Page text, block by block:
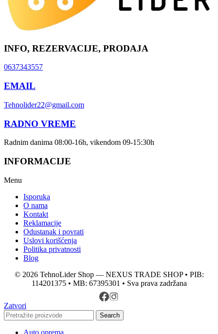
INFO, REZERVACIJE, PRODAJA
0637343557
EMAIL
Tehnolider22@gmail.com
RADNO VREME
Radnim danima 08:00-16h, vikendom 09-15:30h
INFORMACIJE
Menu
Isporuka
O nama
Kontakt
Reklamacije
Odustanak i povrati
Uslovi korišćenja
Politika privatnosti
Blog
© 2026 TehnoLider Shop — NEXUS TRADE SHOP • PIB:
114201375 • MB: 67395301 • Sva prava zadržana
Zatvori
Search
Auto oprema